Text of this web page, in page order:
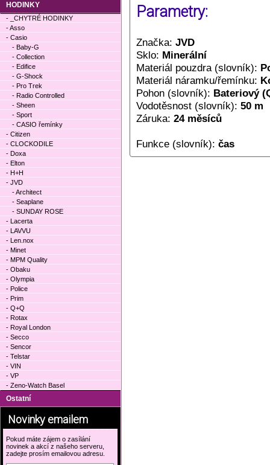
Parametry:
Značka: JVD
Sklo: Minerální
Materiál pouzdra (slovník):
Materiál náramku/řemínku:
Pohon (slovník): Bateriový
Vodotěsnost (slovník): 50 m
Záruka: 24 měsíců
Funkce (slovník): čas
HODINKY
- _CHYTRÉ HODINKY
- Asso
- Casio
- Baby-G
- Collection
- Edifice
- G-Shock
- Pro Trek
- Radio Controlled
- Sheen
- Sport
- CASIO řemínky
- Citizen
- CLOCKODILE
- Doxa
- Elton
- H+H
- JVD
- Architect
- Seaplane
- SUNDAY ROSE
- Lacerta
- LAVVU
- Len.nox
- Minet
- MPM Quality
- Obaku
- Olympia
- Police
- Prim
- Q+Q
- Rotax
- Royal London
- Secco
- Sencor
- Telstar
- VIN
- VP
- Zeno-Watch Basel
Ostatní
Novinky emailem
Pokud máte zájem o zasílání
novinek a akcí z našeho serveru,
zadejte prosím emailovou adresu.